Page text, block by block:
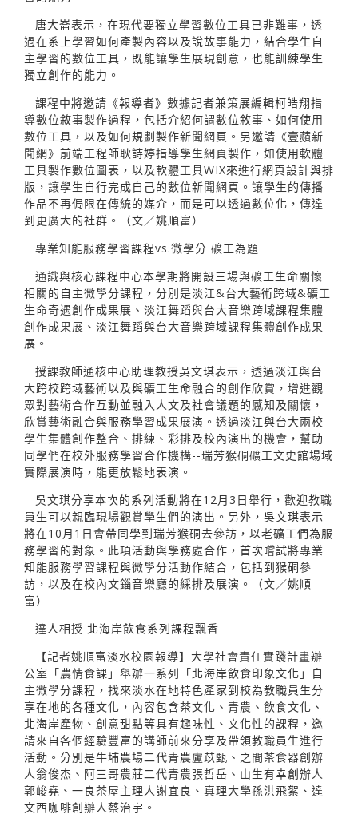
唐大崙表示，在現代要獨立學習數位工具已非難事，透
過在系上學習如何產製內容以及說故事能力，結合學生自
主學習的數位工具，既能讓學生展現創意，也能訓練學生
獨立創作的能力。
課程中將邀請《報導者》數據記者兼策展編輯柯皓翔指
導數位敘事製作過程，包括介紹何謂數位敘事、如何使用
數位工具，以及如何規劃製作新聞網頁。另邀請《壹蘋新
聞網》前端工程師耿詩婷指導學生網頁製作，如使用軟體
工具製作數位圖表，以及軟體工具WIX來進行網頁設計與排
版，讓學生自行完成自己的數位新聞網頁。讓學生的傳播
作品不再侷限在傳統的媒介，而是可以透過數位化，傳達
到更廣大的社群。（文／姚順富）
專業知能服務學習課程vs.微學分 礦工為題
通識與核心課程中心本學期將開設三場與礦工生命關懷
相關的自主微學分課程，分別是淡江&台大藝術跨域&礦工
生命奇遇創作成果展、淡江舞蹈與台大音樂跨域課程集體
創作成果展、淡江舞蹈與台大音樂跨域課程集體創作成果
展。
授課教師通核中心助理教授吳文琪表示，透過淡江與台
大跨校跨域藝術以及與礦工生命融合的創作欣賞，增進觀
眾對藝術合作互動並融入人文及社會議題的感知及關懷，
欣賞藝術融合與服務學習成果展演。透過淡江與台大兩校
學生集體創作整合、排練、彩排及校內演出的機會，幫助
同學們在校外服務學習合作機構--瑞芳猴硐礦工文史館場域
實際展演時，能更放鬆地表演。
吳文琪分享本次的系列活動將在12月3日舉行，歡迎教職
員生可以親臨現場觀賞學生們的演出。另外，吳文琪表示
將在10月1日會帶同學到瑞芳猴硐去參訪，以老礦工們為服
務學習的對象。此項活動與學務處合作，首次嚐試將專業
知能服務學習課程與微學分活動作結合，包括到猴硐參
訪，以及在校內文錙音樂廳的綵排及展演。（文／姚順
富）
達人相授 北海岸飲食系列課程飄香
【記者姚順富淡水校園報導】大學社會責任實踐計畫辦
公室「農情食課」舉辦一系列「北海岸飲食印象文化」自
主微學分課程，找來淡水在地特色產家到校為教職員生分
享在地的各種文化，內容包含茶文化、青農、飲食文化、
北海岸產物、創意甜點等具有趣味性、文化性的課程，邀
請來自各個經驗豐富的講師前來分享及帶領教職員生進行
活動。分別是牛埔農場二代青農盧苡甄、之間茶食器創辦
人翁俊杰、阿三哥農莊二代青農張哲岳、山生有幸創辦人
郭峻堯、一良茶屋主理人謝宜良、真理大學孫洪飛絮、達
文西咖啡創辦人蔡治宇。